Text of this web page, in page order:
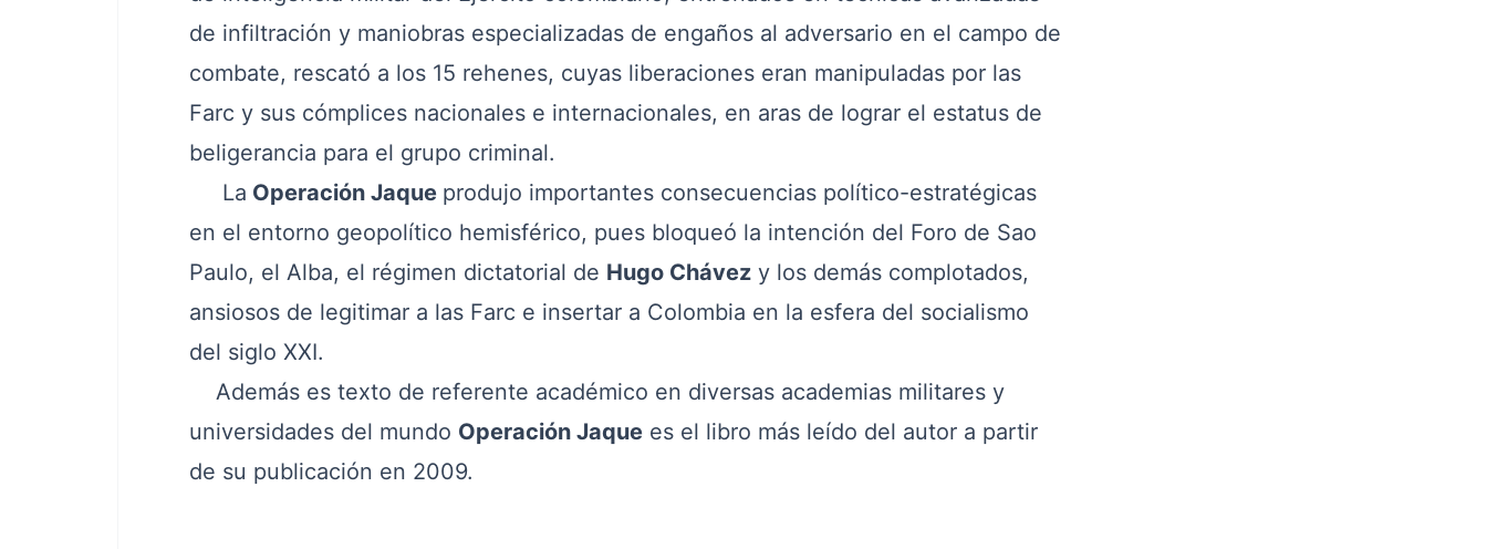
de infiltración y maniobras especializadas de engaños al adversario en el campo de
combate, rescató a los 15 rehenes, cuyas liberaciones eran manipuladas por las
Farc y sus cómplices nacionales e internacionales, en aras de lograr el estatus de
beligerancia para el grupo criminal.
La Operación Jaque produjo importantes consecuencias político-estratégicas
en el entorno geopolítico hemisférico, pues bloqueó la intención del Foro de Sao
Paulo, el Alba, el régimen dictatorial de Hugo Chávezy los demás complotados,
ansiosos de legitimar a las Farc e insertar a Colombia en la esfera del socialismo
del siglo XXI.
Además es texto de referente académico en diversas academias militares y
universidades del mundo Operación Jaquees el libro más leído del autor a partir
de su publicación en 2009.